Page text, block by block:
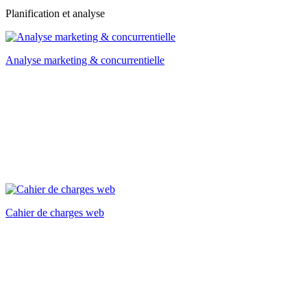
Planification et analyse
Analyse marketing & concurrentielle
Cahier de charges web